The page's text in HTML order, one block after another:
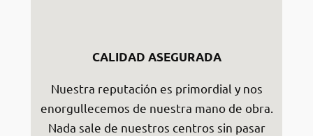
CALIDAD ASEGURADA
Nuestra reputación es primordial y nos
enorgullecemos de nuestra mano de obra.
Nada sale de nuestros centros sin pasar